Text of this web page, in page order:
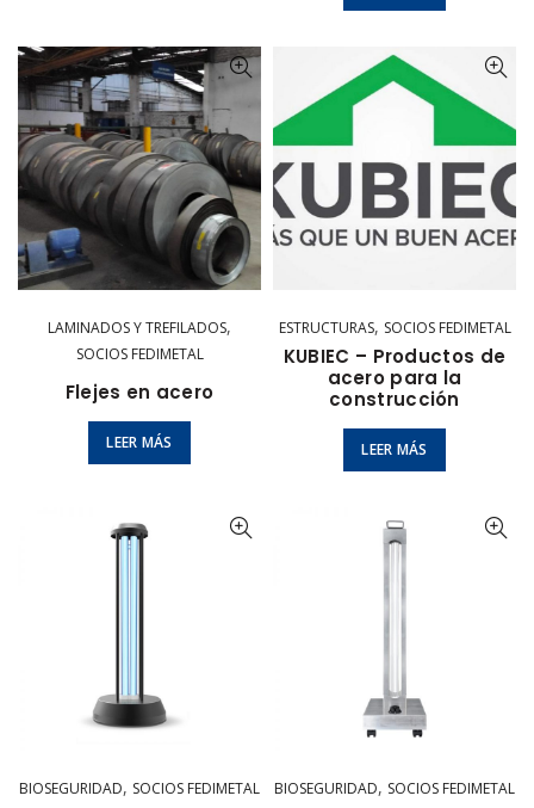
LAMINADOS Y TREFILADOS,
SOCIOS FEDIMETAL
Flejes en acero
LEER MÁS
ESTRUCTURAS, SOCIOS FEDIMETAL
KUBIEC – Productos de
acero para la
construcción
LEER MÁS
BIOSEGURIDAD, SOCIOS FEDIMETAL BIOSEGURIDAD, SOCIOS FEDIMETAL